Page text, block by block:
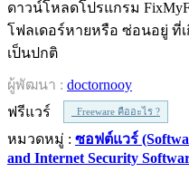
ดาวน์โหลดโปรแกรม
โฟลเดอร์หายหรือ ซ่อนอยู่ ที่
เป็นปกติ
ผู้พัฒนา : doctornooy
ฟรีแวร์
Freeware คืออะไร ?
หมวดหมู่ : ซอฟต์แวร์
and Internet Security